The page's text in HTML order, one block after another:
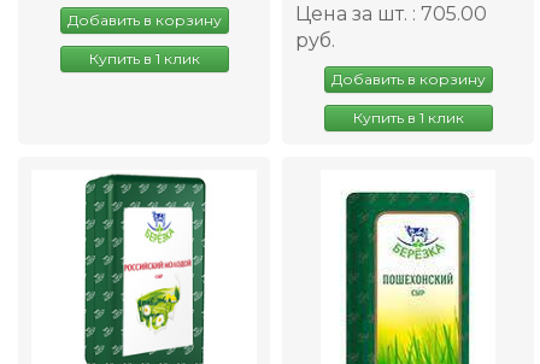
Добавить в корзину
Купить в 1 клик
Цена за шт. : 705.00
руб.
Добавить в корзину
Купить в 1 клик